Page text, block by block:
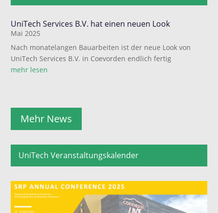
UniTech Services B.V. hat einen neuen Look
Mai 2025
Nach monatelangen Bauarbeiten ist der neue Look von
UniTech Services B.V. in Coevorden endlich fertig
mehr lesen
Mehr News
UniTech Veranstaltungskalender